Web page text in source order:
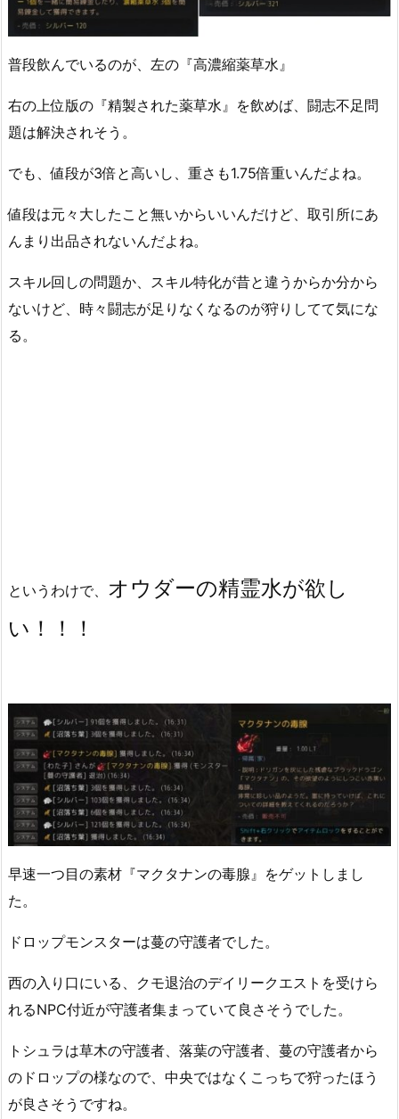
普段飲んでいるのが、左の『高濃縮薬草水』
右の上位版の『精製された薬草水』を飲めば、闘志不足問
題は解決されそう。
でも、値段が3倍と高いし、重さも1.75倍重いんだよね。
値段は元々大したこと無いからいいんだけど、取引所にあ
んまり出品されないんだよね。
スキル回しの問題か、スキル特化が昔と違うからか分から
ないけど、時々闘志が足りなくなるのが狩りしてて気にな
る。
というわけで、 オウダーの精霊水が欲し
い！！！
早速一つ目の素材『マクタナンの毒腺』をゲットしまし
た。
ドロップモンスターは蔓の守護者でした。
西の入り口にいる、クモ退治のデイリークエストを受けら
れるNPC付近が守護者集まっていて良さそうでした。
トシュラは草木の守護者、落葉の守護者、蔓の守護者から
のドロップの様なので、中央ではなくこっちで狩ったほう
が良さそうですね。